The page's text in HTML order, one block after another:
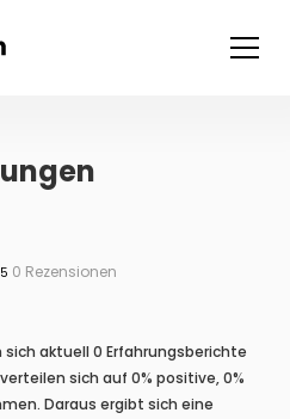
0 Rezensionen
aktuell 0 Erfahrungsberichte
sich auf 0% positive, 0%
Daraus ergibt sich eine